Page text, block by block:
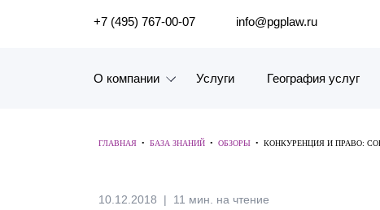
ПОИСК ПО САЙТУ
+7 (495) 767-00-07 info@pgplaw.ru
О компании
Наш опыт
Услуги География услуг
ГЛАВНАЯ • БАЗА ЗНАНИЙ • ОБЗОРЫ • КОНКУРЕНЦИЯ И ПРАВО:
10.12.2018 11 мин. на чтение